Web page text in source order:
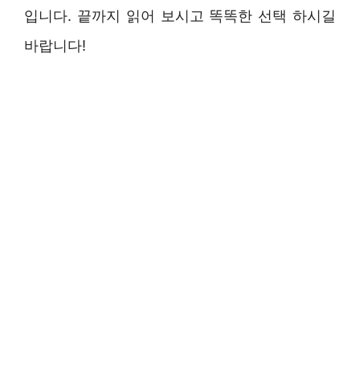
입니다. 끝까지 읽어 보시고 똑똑한 선택 하시길
바랍니다!